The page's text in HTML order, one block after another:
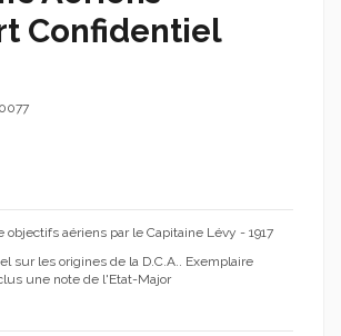
Confidentiel
objectifs aériens par le Capitaine Lévy - 1917
sur les origines de la D.C.A.. Exemplaire
une note de l'Etat-Major